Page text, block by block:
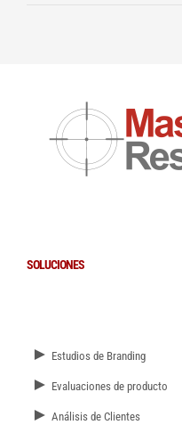
SOLUCIONES
► Estudios de Branding
► Evaluaciones de producto
► Análisis de Clientes